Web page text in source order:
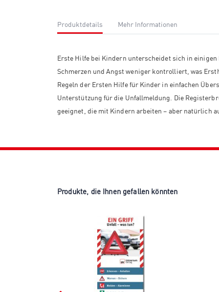
Produktdetails
Erste Hilfe bei Kindern unterscheidet sich in
Schmerzen und Angst weniger kontrolliert, was
Regeln der Ersten Hilfe für Kinder in einfachen
Unterstützung für die Unfallmeldung. Die
geeignet, die mit Kindern arbeiten – aber natürlich
Mehr Informationen
Produkte, die Ihnen gefallen könnten